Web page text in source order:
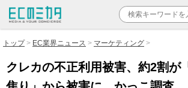
トップ EC業界ニュース マーケティング
クレカの不正利用被害、約2割が